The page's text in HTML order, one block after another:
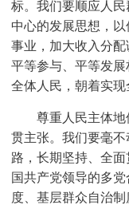
标。我们要顺应人
中心的发展思想，
事业，加大收入分
平等参与、平等发
全体人民，朝着实现
尊重人民主体地
贯主张。我们要毫
路，长期坚持、全
国共产党领导的多
度、基层群众自治